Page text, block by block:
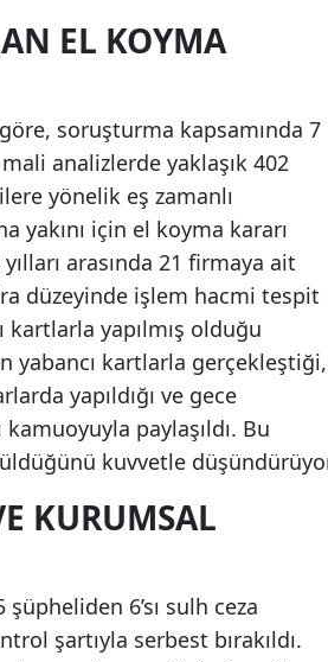
Muş
Niğde
Ordu
Rize
Sakarya
Samsun
Siirt
Sinop
Sivas
Tekirdağ
Trabzon
EL KOYMA
göre, soruşturma kapsamında 7
analizlerde yaklaşık 402
yönelik eş zamanlı
yakını için el koyma kararı
arasında 21 firmaya ait
düzeyinde işlem hacmi tespit
kartlarla yapılmış olduğu
yabancı kartlarla gerçekleştiği,
yapıldığı ve gece
paylaşıldı. Bu
kuvvetle
KURUMSAL
6’sı sulh ceza
şartıyla serbest bırakıldı.